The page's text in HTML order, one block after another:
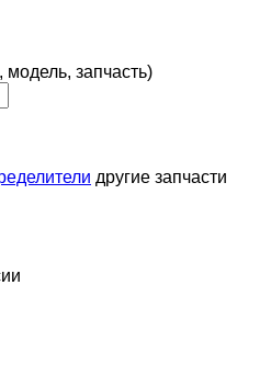
запчасть)
другие запчасти